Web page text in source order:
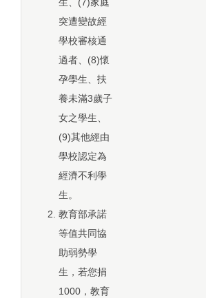
突遭變故經
學校審核通
過者、(8)懷
孕學生、扶
養未滿3歲子
女之學生、
(9)其他經由
學校認定為
經濟不利學
生。
教育部承諾
等值共同協
助弱勢學
生，若您捐
1000，教育